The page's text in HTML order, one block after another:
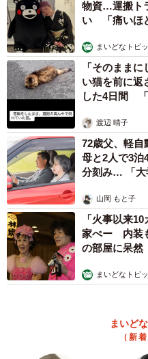
「副業でしている仕事内容
か」と聞いたところ、「単
的な仕事」は26.3％でした
る手段はなんですか」との
ト、SNS」が174人と最も
の130人、「口コミ」の80
ウェブサイト」が70人で、
ット」で獲得している、「
を通じて、単発で仕事を請
な働き方をしている人が68.4
さらに、「どんな分野での
ところ、以下のような回答
・懸賞、アンケートモニタ
・株式投資、FX、仮想通貨
物資…運搬ト
い 「痛いほ
まいどなトピ
「そのまま
い猫を前に
した4日間
渡辺 晴子
72歳父、軽
母と2人で3
分刻み… 「大
山岡 もと子
「火事以来
家ぺー 内装
の部屋に呆然
まいどなトピ
まいど
（新